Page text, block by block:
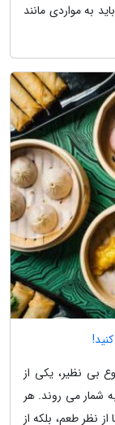
به مواردی مانند
بی نظیر، یکی از
شمار می روند. هر
نظر طعم، بلکه از